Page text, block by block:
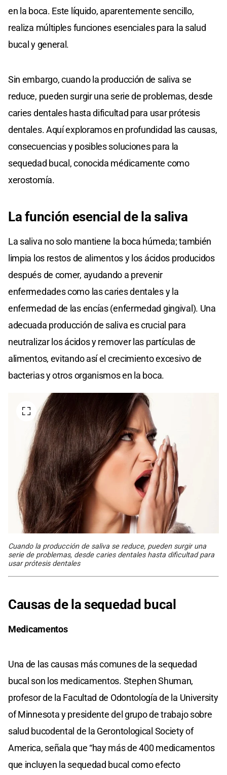
en la boca. Este líquido, aparentemente sencillo,
realiza múltiples funciones esenciales para la salud
bucal y general.
Sin embargo, cuando la producción de saliva se
reduce, pueden surgir una serie de problemas, desde
caries dentales hasta dificultad para usar prótesis
dentales. Aquí exploramos en profundidad las causas,
consecuencias y posibles soluciones para la
sequedad bucal, conocida médicamente como
xerostomía.
La función esencial de la saliva
La saliva no solo mantiene la boca húmeda; también
limpia los restos de alimentos y los ácidos producidos
después de comer, ayudando a prevenir
enfermedades como las caries dentales y la
enfermedad de las encías (enfermedad gingival). Una
adecuada producción de saliva es crucial para
neutralizar los ácidos y remover las partículas de
alimentos, evitando así el crecimiento excesivo de
bacterias y otros organismos en la boca.
Cuando la producción de saliva se reduce, pueden surgir una
serie de problemas, desde caries dentales hasta dificultad para
usar prótesis dentales
Causas de la sequedad bucal
Medicamentos
Una de las causas más comunes de la sequedad
bucal son los medicamentos. Stephen Shuman,
profesor de la Facultad de Odontología de la University
of Minnesota y presidente del grupo de trabajo sobre
salud bucodental de la Gerontological Society of
America, señala que “hay más de 400 medicamentos
que incluyen la sequedad bucal como efecto